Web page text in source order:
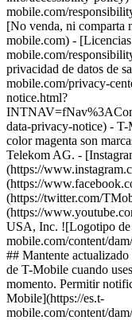
mobile.com/
[No venda, ni comparta
mobile.com) -
mobile.com/
privacidad de datos de
mobile.com/privacy-
notice.html?
data-privacy-notice) -
color magenta son
Telekom AG. -
(https://
(https://
(https://twitter.com/
(https://
USA, Inc. ![Logotipo
mobile.com/content/
## Mantente
de T-Mobile cuando
momento. Permitir
Mobile](https://es.t-
mobile.com/content/